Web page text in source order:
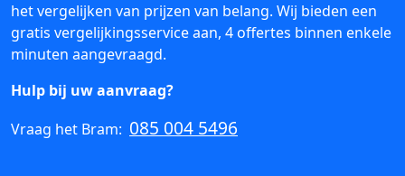
het vergelijken van prijzen van belang. Wij bieden een
gratis vergelijkingsservice aan, 4 offertes binnen enkele
minuten aangevraagd.
Hulp bij uw aanvraag?
Vraag het Bram: 085 004 5496